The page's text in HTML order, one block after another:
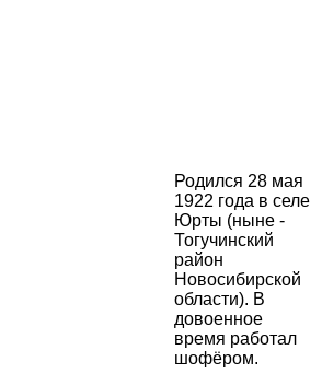
Родился 28 мая
1922 года в селе
Юрты (ныне -
Тогучинский
район
Новосибирской
области). В
довоенное
время работал
шофёром.